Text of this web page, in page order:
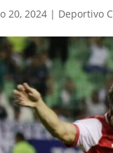
20, 2024 | Deportivo